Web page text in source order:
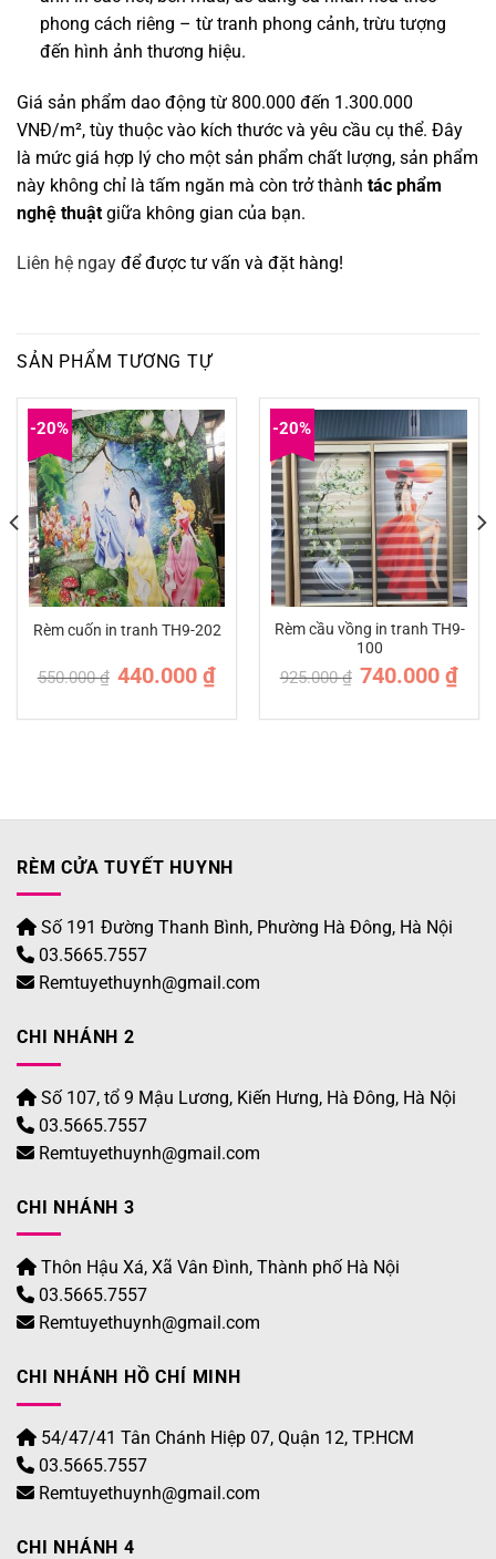
phong cách riêng – từ tranh phong cảnh, trừu tượng
đến hình ảnh thương hiệu.
Giá sản phẩm dao động từ 800.000 đến 1.300.000
VNĐ/m², tùy thuộc vào kích thước và yêu cầu cụ thể. Đây
là mức giá hợp lý cho một sản phẩm chất lượng, sản phẩm
này không chỉ là tấm ngăn mà còn trở thành tác phẩm
nghệ thuật giữa không gian của bạn.
Liên hệ ngay để được tư vấn và đặt hàng!
SẢN PHẨM TƯƠNG TỰ
-20%
Rèm cuốn in tranh TH9-202
550.000₫
Giá
gốc
440.000₫Giá
-20%
Rèm cầu vồng in tranh TH9-
100
925.000₫ Giá
gốc
740.000₫Giá
RÈM CỬA TUYẾT HUYNH
Số 191 Đường Thanh Bình, Phường Hà Đông, Hà Nội
03.5665.7557
Remtuyethuynh@gmail.com
CHI NHÁNH 2
Số 107, tổ 9 Mậu Lương, Kiến Hưng, Hà Đông, Hà Nội
03.5665.7557
Remtuyethuynh@gmail.com
CHI NHÁNH 3
Thôn Hậu Xá, Xã Vân Đình, Thành phố Hà Nội
03.5665.7557
Remtuyethuynh@gmail.com
CHI NHÁNH HỒ CHÍ MINH
54/47/41 Tân Chánh Hiệp 07, Quận 12, TP.HCM
03.5665.7557
Remtuyethuynh@gmail.com
CHI NHÁNH 4